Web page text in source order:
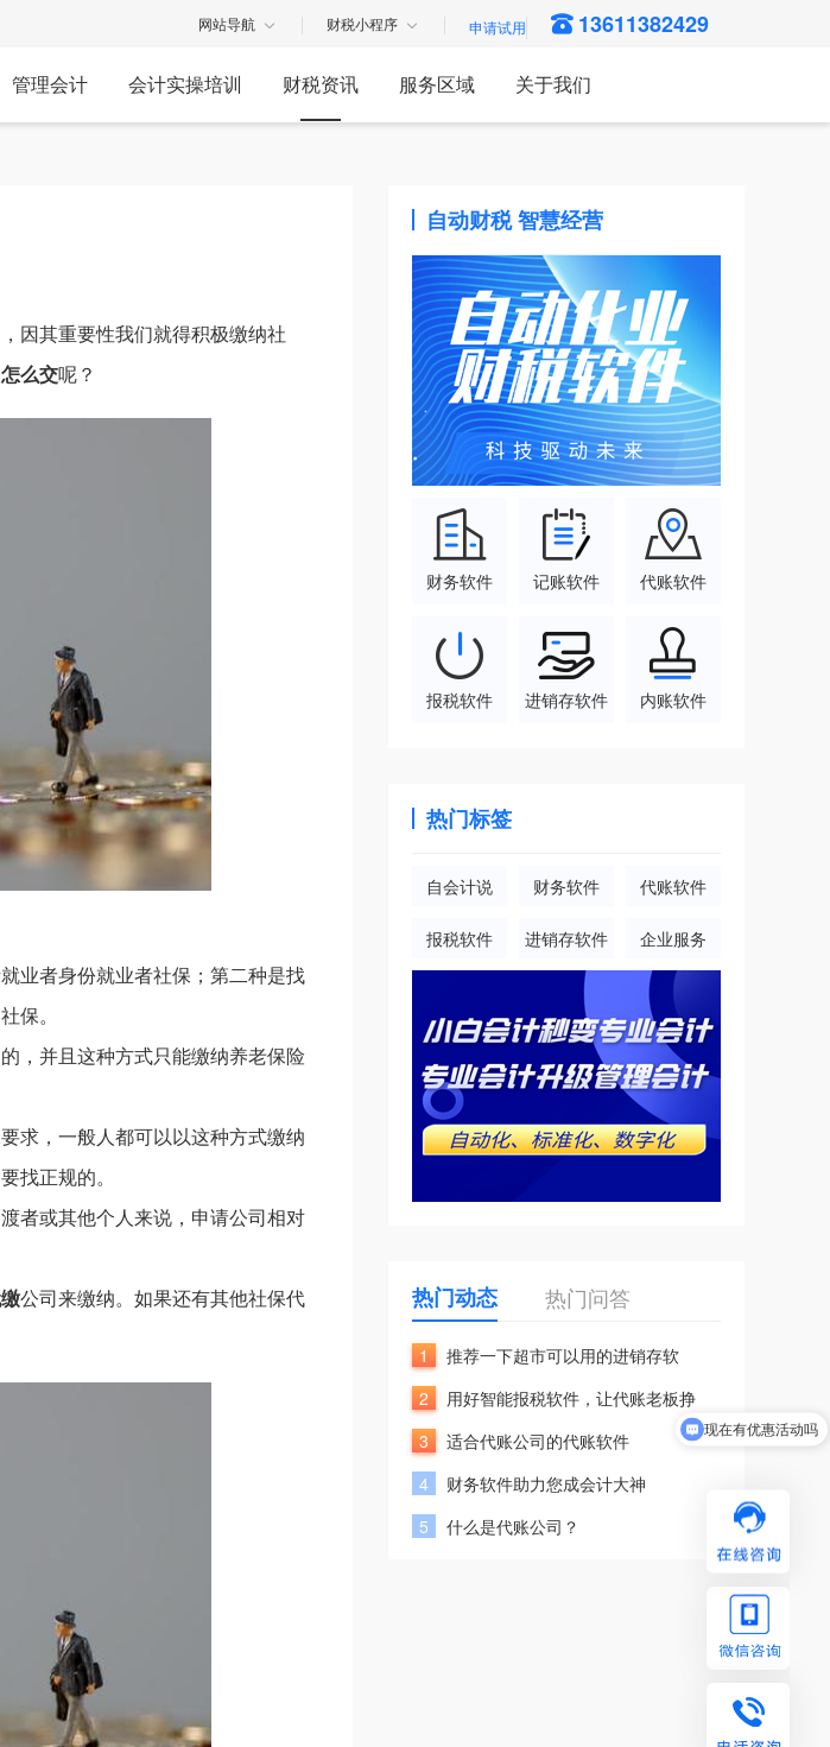
网站导航 财税小程序 13611382429
管理会计 会计实操培训 财税资讯 服务区域 关于我们
因其重要性我们就得积极缴纳社
么交呢？
业者身份就业者社保；第二种是找
保。
，并且这种方式只能缴纳养老保险
求，一般人都可以以这种方式缴纳
找正规的。
者或其他个人来说，申请公司相对
公司来缴纳。如果还有其他社保代
自动财税 智慧经营
财务软件 记账软件 代账软件
报税软件 进销存软件 内账软件
热门标签
自会计说 财务软件 代账软件
报税软件 进销存软件 企业服务
热门动态 热门问答
1
推荐一下超市可以用的进销存软
2
用好智能报税软件，让代账老板挣
3
适合代账公司的代账软件
4
财务软件助力您成会计大神
5
什么是代账公司？
可以介绍下你们的产品么
现在有优惠活动吗